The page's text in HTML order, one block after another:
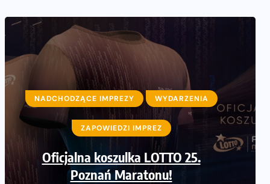
NADCHODZĄCE IMPREZY WYDARZENIA
ZAPOWIEDZI IMPREZ
Ostatnie wolne miejsca na
jubileuszowy Bieg Fabrykanta.
Organizatorzy odkrywają trasę
dzień po dniu.